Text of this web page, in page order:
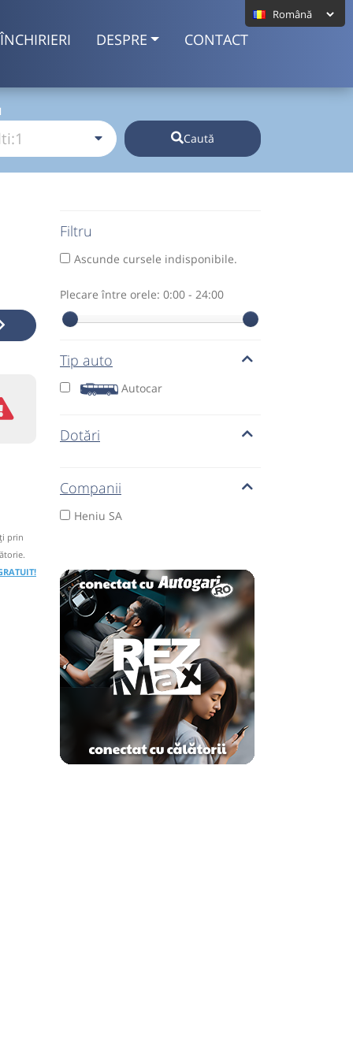
ÎNCHIRIERI DESPRE CONTACT
Caută
Filtru
Ascunde cursele indisponibile.
Plecare între orele: 0:00 - 24:00
Tip auto
Autocar
Dotări
Companii
Heniu SA
prin